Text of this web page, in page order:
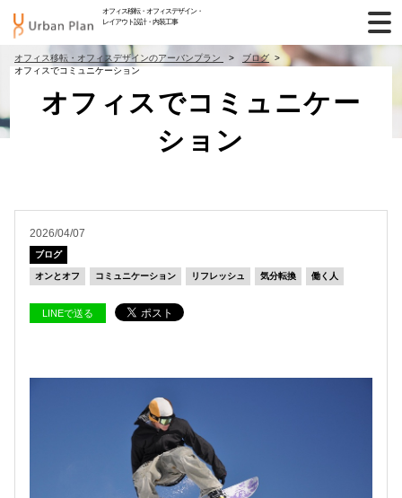
オフィス移転・オフィスデザイン・
レイアウト設計・内装工事
オフィス移転・オフィスデザインのアーバンプラン
ブログ
オフィスでコミュニケーション
オフィスでコミュニケー
ション
2026/04/07
ブログ
オンとオフ コミュニケーション リフレッシュ 気分転換 働く人
LINEで送る